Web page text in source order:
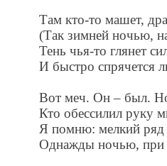
Там кто-то машет,
(Так зимней ночью,
Тень чья-то глянет
И быстро спрячется
Вот меч. Он – был.
Кто обессилил руку
Я помню: мелкий
Однажды ночью, при